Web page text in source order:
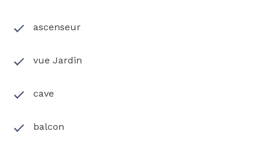
ascenseur
vue Jardin
cave
balcon